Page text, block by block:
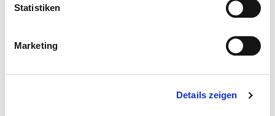
Statistiken
Marketing
Details zeigen